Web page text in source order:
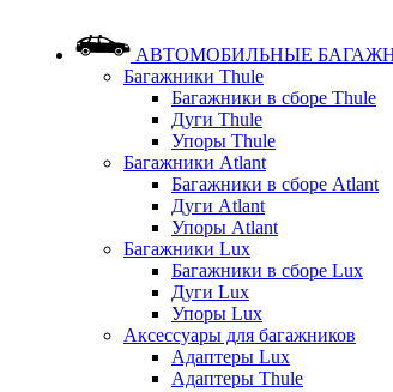
АВТОМОБИЛЬНЫЕ
Багажники Thule
Багажники в сборе Thule
Дуги Thule
Упоры Thule
Багажники Atlant
Багажники в сборе Atlant
Дуги Atlant
Упоры Atlant
Багажники Lux
Багажники в сборе Lux
Дуги Lux
Упоры Lux
Аксессуары для багажников
Адаптеры Lux
Адаптеры Thule